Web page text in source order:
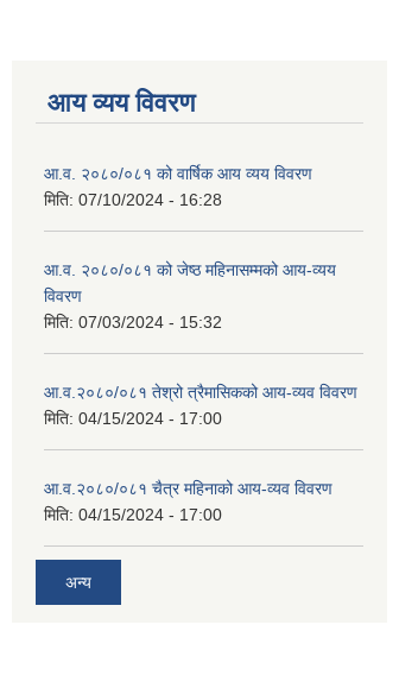
आय व्यय विवरण
आ.व. २०८०/०८१ को वार्षिक आय व्यय विवरण
मिति: 07/10/2024 - 16:28
आ.व. २०८०/०८१ को जेष्ठ महिनासम्मको आय-व्यय
विवरण
मिति: 07/03/2024 - 15:32
आ.व.२०८०/०८१ तेश्रो त्रैमासिकको आय-व्यव विवरण
मिति: 04/15/2024 - 17:00
आ.व.२०८०/०८१ चैत्र महिनाको आय-व्यव विवरण
मिति: 04/15/2024 - 17:00
अन्य